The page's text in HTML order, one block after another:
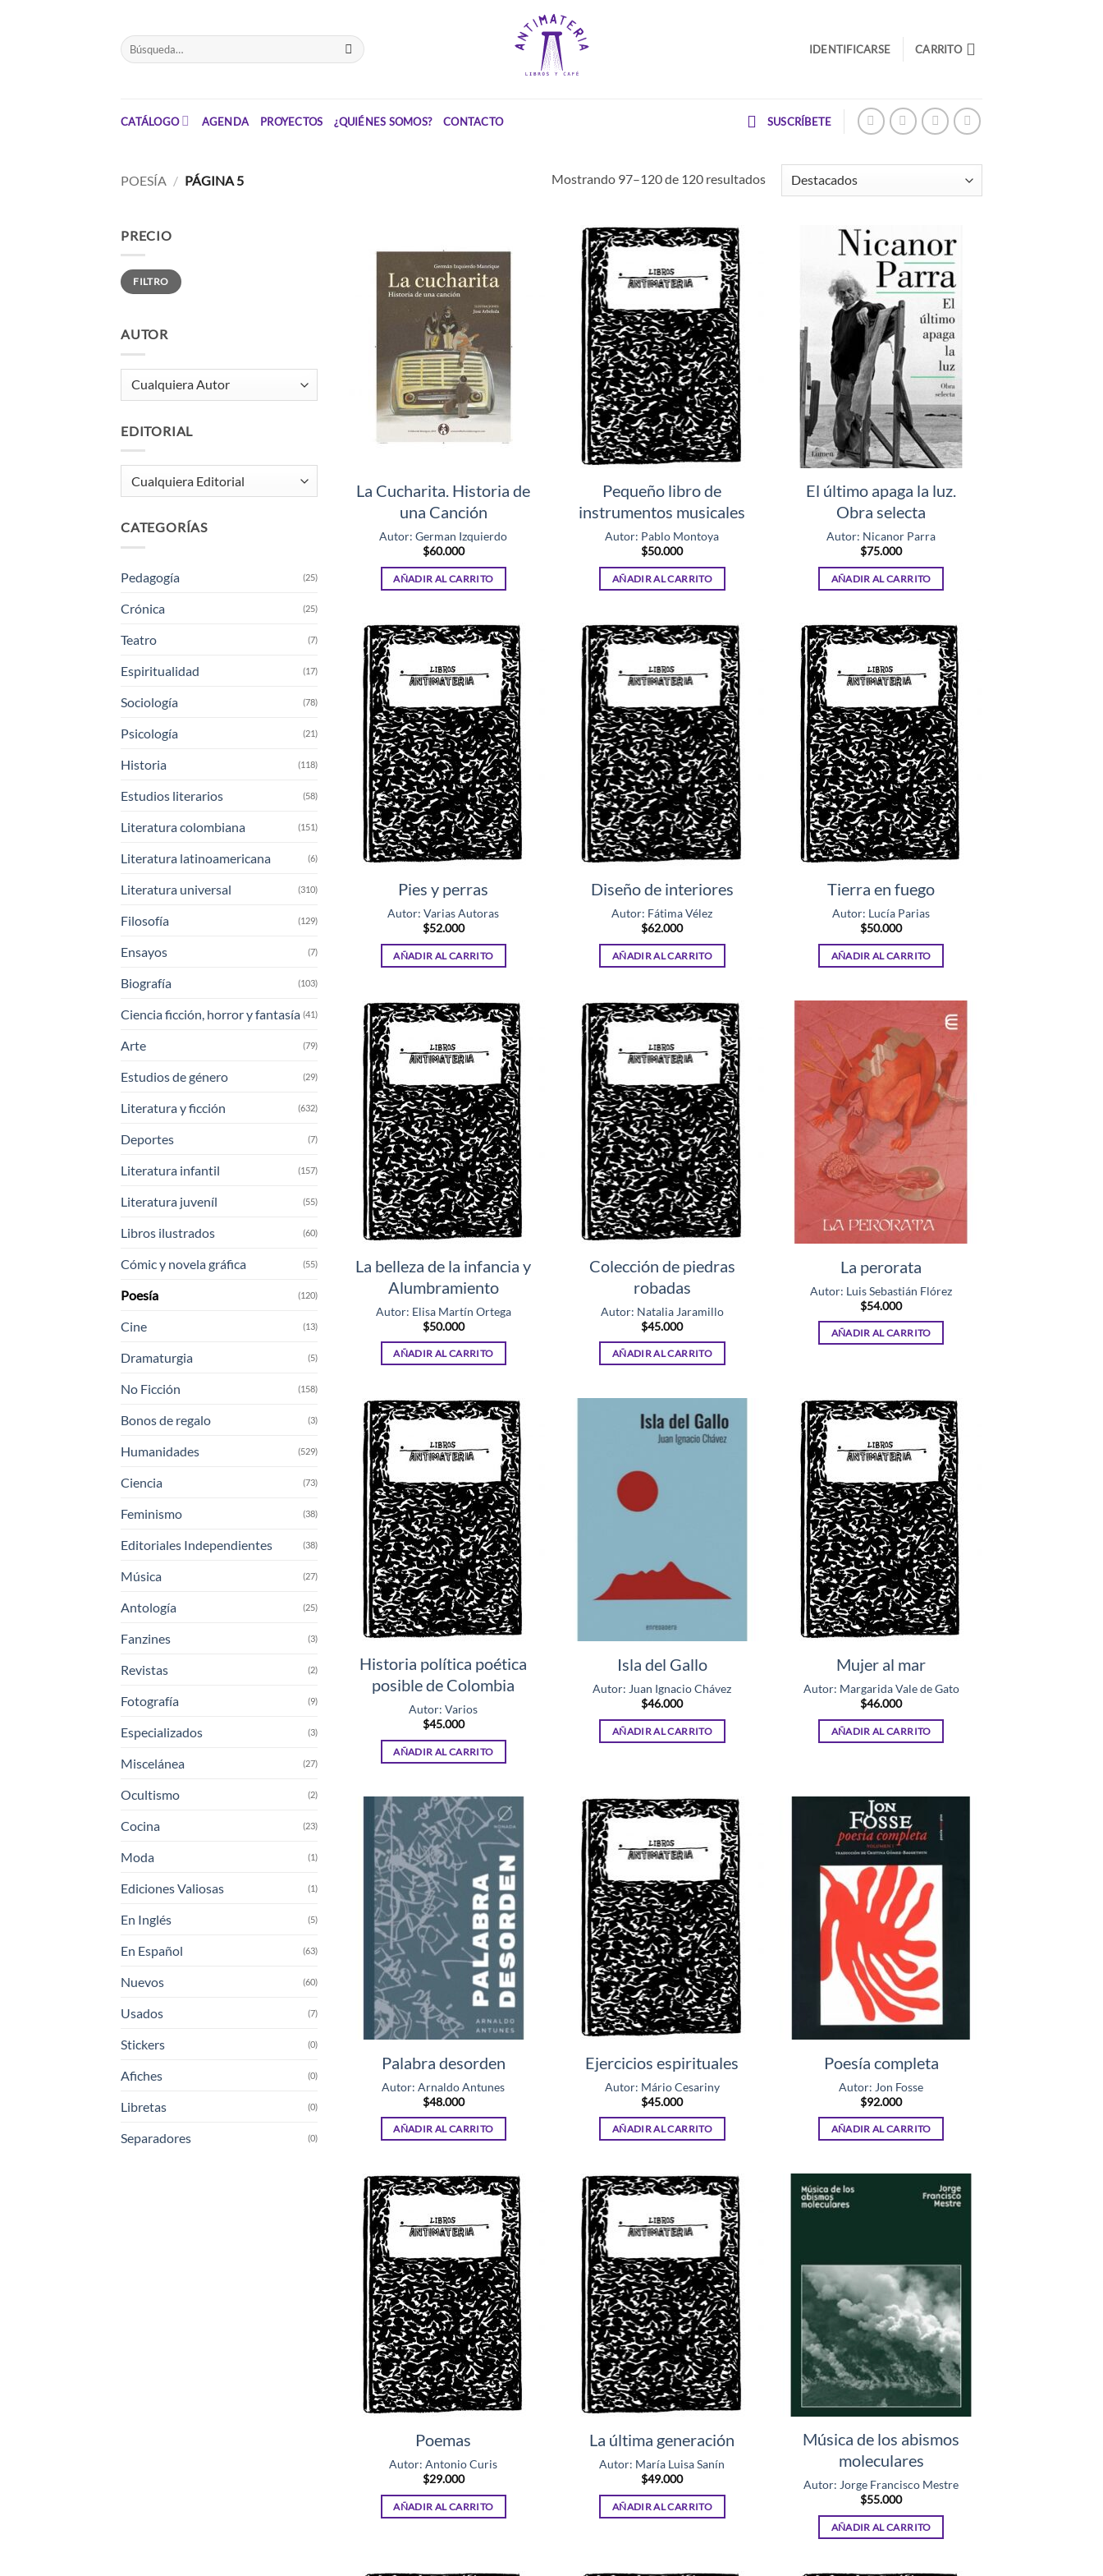
Buscar
por:
IDENTIFICARSE CARRITO
CATÁLOGO AGENDA PROYECTOS ¿QUIÉNES SOMOS? CONTACTO SUSCRÍBETE
POESÍA / PÁGINA 5 Mostrando 97–120 de 120 resultados
PRECIO
Precio
mínimo
Precio
máximo
FILTRO
AUTOR
EDITORIAL
CATEGORÍAS
Pedagogía (25)
Crónica (25)
Teatro (7)
Espiritualidad (17)
Sociología (78)
Psicología (21)
Historia (118)
Estudios literarios (58)
Literatura colombiana (151)
Literatura latinoamericana (6)
Literatura universal (310)
Filosofía (129)
Ensayos (7)
Biografía (103)
Ciencia ficción, horror y fantasía (41)
Arte (79)
Estudios de género (29)
Literatura y ficción (632)
Deportes (7)
Literatura infantil (157)
Literatura juveníl (55)
Libros ilustrados (60)
Cómic y novela gráfica (55)
Poesía (120)
Cine (13)
Dramaturgia (5)
No Ficción (158)
Bonos de regalo (3)
Humanidades (529)
Ciencia (73)
Feminismo (38)
Editoriales Independientes (38)
Música (27)
Antología (25)
Fanzines (3)
Revistas (2)
Fotografía (9)
Especializados (3)
Miscelánea (27)
Ocultismo (2)
Cocina (23)
Moda (1)
Ediciones Valiosas (1)
En Inglés (5)
En Español (63)
Nuevos (60)
Usados (7)
Stickers (0)
Afiches (0)
Libretas (0)
Separadores (0)
La Cucharita. Historia de
una Canción
Autor: German Izquierdo
$60.000
AÑADIR AL CARRITO
Pequeño libro de
instrumentos musicales
Autor: Pablo Montoya
$50.000
AÑADIR AL CARRITO
El último apaga la luz.
Obra selecta
Autor: Nicanor Parra
$75.000
AÑADIR AL CARRITO
Pies y perras
Autor: Varias Autoras
$52.000
AÑADIR AL CARRITO
Diseño de interiores
Autor: Fátima Vélez
$62.000
AÑADIR AL CARRITO
Tierra en fuego
Autor: Lucía Parias
$50.000
AÑADIR AL CARRITO
La belleza de la infancia y
Alumbramiento
Autor: Elisa Martín Ortega
$50.000
AÑADIR AL CARRITO
Colección de piedras
robadas
Autor: Natalia Jaramillo
$45.000
AÑADIR AL CARRITO
La perorata
Autor: Luis Sebastián Flórez
$54.000
AÑADIR AL CARRITO
Historia política poética
posible de Colombia
Autor: Varios
$45.000
AÑADIR AL CARRITO
Isla del Gallo
Autor: Juan Ignacio Chávez
$46.000
AÑADIR AL CARRITO
Mujer al mar
Autor: Margarida Vale de Gato
$46.000
AÑADIR AL CARRITO
Palabra desorden
Autor: Arnaldo Antunes
$48.000
AÑADIR AL CARRITO
Ejercicios espirituales
Autor: Mário Cesariny
$45.000
AÑADIR AL CARRITO
Poesía completa
Autor: Jon Fosse
$92.000
AÑADIR AL CARRITO
Poemas
Autor: Antonio Curis
$29.000
AÑADIR AL CARRITO
La última generación
Autor: María Luisa Sanín
$49.000
AÑADIR AL CARRITO
Música de los abismos
moleculares
Autor: Jorge Francisco Mestre
$55.000
AÑADIR AL CARRITO